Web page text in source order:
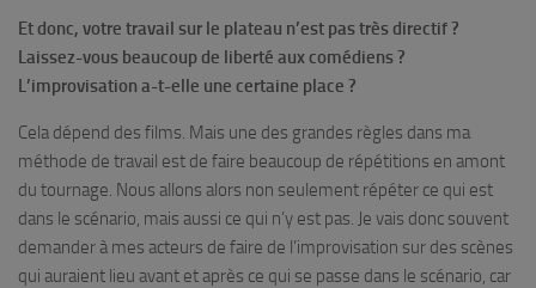
Et donc, votre travail sur le plateau n’est pas très directif ?
Laissez-vous beaucoup de liberté aux comédiens ?
L’improvisation a-t-elle une certaine place ?
Cela dépend des films. Mais une des grandes règles dans ma
méthode de travail est de faire beaucoup de répétitions en amont
du tournage. Nous allons alors non seulement répéter ce qui est
dans le scénario, mais aussi ce qui n’y est pas. Je vais donc souvent
demander à mes acteurs de faire de l’improvisation sur des scènes
qui auraient lieu avant et après ce qui se passe dans le scénario, car